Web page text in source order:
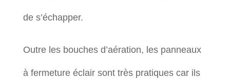
de s’échapper.
Outre les bouches d’aération, les panneaux
à fermeture éclair sont très pratiques car ils